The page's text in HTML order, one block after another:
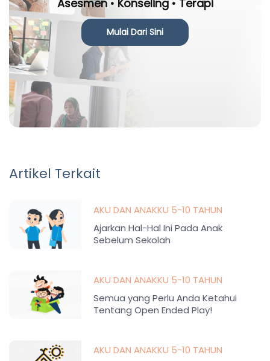
Asesmen • Konseling • Terapi
Mulai Dari Sini
Artikel Terkait
AKU DAN ANAKKU 5-10 TAHUN
Ajarkan Hal-Hal Ini Pada Anak
Sebelum Sekolah
AKU DAN ANAKKU 5-10 TAHUN
Semua yang Perlu Anda Ketahui
Tentang Open Ended Play!
AKU DAN ANAKKU 5-10 TAHUN